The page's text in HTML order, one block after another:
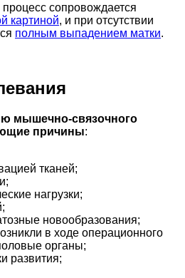
сопровождается
картиной, и при отсутствии
полным выпадением матки.
мышечно-связочного
причины:
тканей;
нагрузки;
новообразования;
в ходе операционного
органы;
развития;